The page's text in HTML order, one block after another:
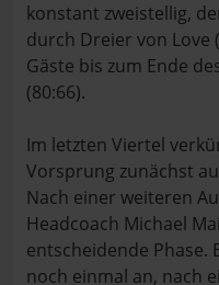
konstant zweistellig,
durch Dreier von Love
Gäste bis zum Ende
(80:66).
Im letzten Viertel
Vorsprung zunächst
Nach einer weiteren
Headcoach Michael
entscheidende Phase.
noch einmal an, nach